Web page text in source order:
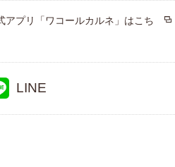
アプリ「ワコールカルネ」はこち
LINE